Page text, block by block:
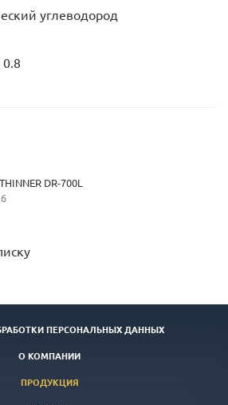
углеводород
DR-700L
ПЕРСОНАЛЬНЫХ ДАННЫХ
О КОМПАНИИ
ПРОДУКЦИЯ